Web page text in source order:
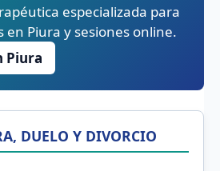
especializada para
en Piura y sesiones online.
Piura
DUELO Y DIVORCIO